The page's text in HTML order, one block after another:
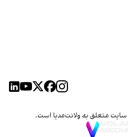
سایت متعلق به ولانت‌مدیا است.